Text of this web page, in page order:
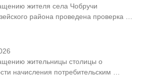
жителя села Чобручи
района проведена проверка
жительницы столицы о
начисления потребительским